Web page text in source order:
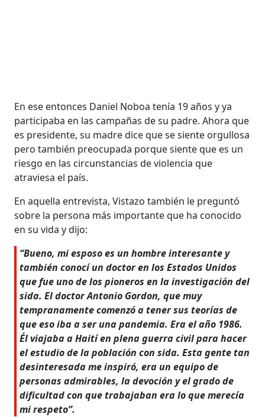
En ese entonces Daniel Noboa tenía 19 años y ya
participaba en las campañas de su padre. Ahora que
es presidente, su madre dice que se siente orgullosa
pero también preocupada porque siente que es un
riesgo en las circunstancias de violencia que
atraviesa el país.
En aquella entrevista, Vistazo también le preguntó
sobre la persona más importante que ha conocido
en su vida y dijo:
“Bueno, mi esposo es un hombre interesante y
también conocí un doctor en los Estados Unidos
que fue uno de los pioneros en la investigación del
sida. El doctor Antonio Gordon, que muy
tempranamente comenzó a tener sus teorías de
que eso iba a ser una pandemia. Era el año 1986.
Él viajaba a Haití en plena guerra civil para hacer
el estudio de la población con sida. Esta gente tan
desinteresada me inspiró, era un equipo de
personas admirables, la devoción y el grado de
dificultad con que trabajaban era lo que merecía
mi respeto”.